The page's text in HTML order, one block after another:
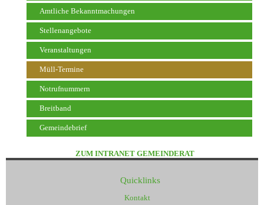
Amtliche Bekanntmachungen
Stellenangebote
Veranstaltungen
Müll-Termine
Notrufnummern
Breitband
Gemeindebrief
ZUM INTRANET GEMEINDERAT
Quicklinks
Kontakt